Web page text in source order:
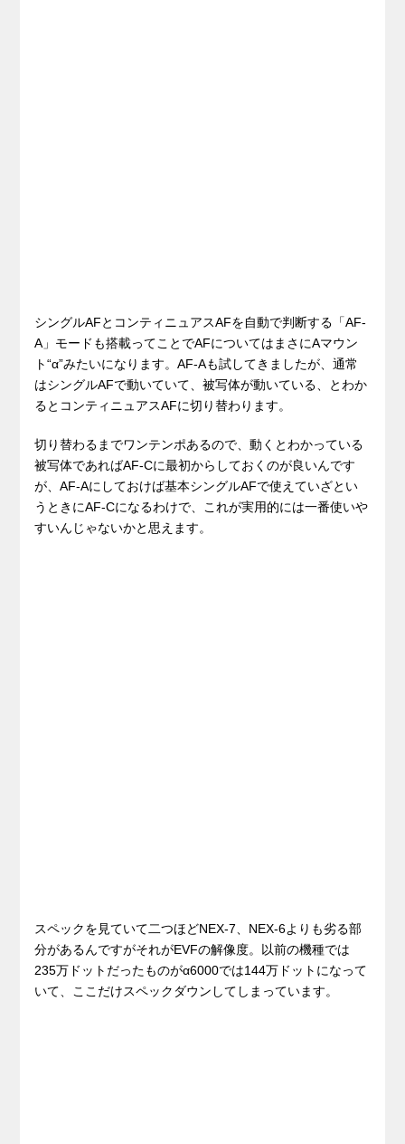
シングルAFとコンティニュアスAFを自動で判断する「AF-
A」モードも搭載ってことでAFについてはまさにAマウン
ト“α”みたいになります。AF-Aも試してきましたが、通常
はシングルAFで動いていて、被写体が動いている、とわか
るとコンティニュアスAFに切り替わります。
切り替わるまでワンテンポあるので、動くとわかっている
被写体であればAF-Cに最初からしておくのが良いんです
が、AF-Aにしておけば基本シングルAFで使えていざとい
うときにAF-Cになるわけで、これが実用的には一番使いや
すいんじゃないかと思えます。
スペックを見ていて二つほどNEX-7、NEX-6よりも劣る部
分があるんですがそれがEVFの解像度。以前の機種では
235万ドットだったものがα6000では144万ドットになって
いて、ここだけスペックダウンしてしまっています。